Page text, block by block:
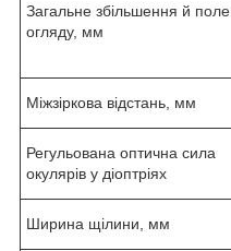
Загальне збільшення й поле
огляду, мм
Міжзіркова відстань, мм
Регульована оптична сила
окулярів у діоптріях
Ширина щілини, мм